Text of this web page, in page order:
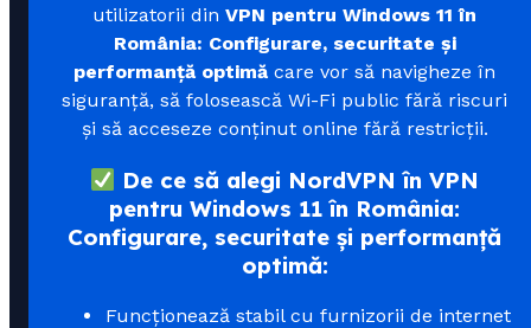
utilizatorii din VPN pentru Windows 11 în
România: Configurare, securitate și
performanță optimă care vor să navigheze în
siguranță, să folosească Wi-Fi public fără riscuri
și să acceseze conținut online fără restricții.
De ce să alegi NordVPN în VPN
pentru Windows 11 în România:
Configurare, securitate și performanță
optimă:
Funcționează stabil cu furnizorii de internet